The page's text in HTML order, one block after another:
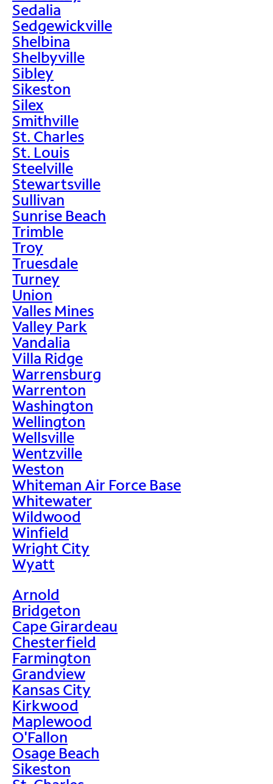
Sedalia
Sedgewickville
Shelbina
Shelbyville
Sibley
Sikeston
Silex
Smithville
St. Charles
St. Louis
Steelville
Stewartsville
Sullivan
Sunrise Beach
Trimble
Troy
Truesdale
Turney
Union
Valles Mines
Valley Park
Vandalia
Villa Ridge
Warrensburg
Warrenton
Washington
Wellington
Wellsville
Wentzville
Weston
Whiteman Air Force Base
Whitewater
Wildwood
Winfield
Wright City
Wyatt
Arnold
Bridgeton
Cape Girardeau
Chesterfield
Farmington
Grandview
Kansas City
Kirkwood
Maplewood
O'Fallon
Osage Beach
Sikeston